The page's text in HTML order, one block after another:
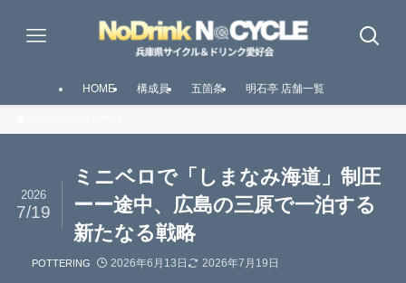
HOME 構成員 五箇条 明石亭 店舗一覧
ミニベロで「しまなみ海道」制圧
ーー途中、広島の三原で一泊する
新たなる戦略
2026
7/19
POTTERING 2026年6月13日 2026年7月19日